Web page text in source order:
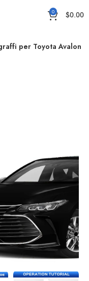
0 $0.00
per Toyota Avalon